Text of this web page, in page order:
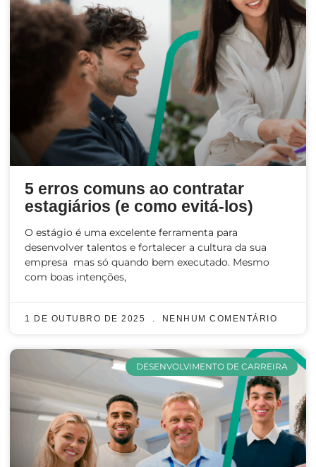
5 erros comuns ao contratar
estagiários (e como evitá-los)
O estágio é uma excelente ferramenta para
desenvolver talentos e fortalecer a cultura da sua
empresa mas só quando bem executado. Mesmo
com boas intenções,
1 DE OUTUBRO DE 2025 NENHUM COMENTÁRIO
DESENVOLVIMENTO DE CARREIRA